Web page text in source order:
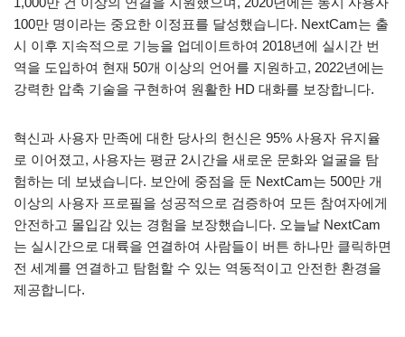
100만 명이라는 중요한 이정표를 달성했습니다. NextCam는 출
시 이후 지속적으로 기능을 업데이트하여 2018년에 실시간 번
역을 도입하여 현재 50개 이상의 언어를 지원하고, 2022년에는
강력한 압축 기술을 구현하여 원활한 HD 대화를 보장합니다.
혁신과 사용자 만족에 대한 당사의 헌신은 95% 사용자 유지율
로 이어졌고, 사용자는 평균 2시간을 새로운 문화와 얼굴을 탐
험하는 데 보냈습니다. 보안에 중점을 둔 NextCam는 500만 개
이상의 사용자 프로필을 성공적으로 검증하여 모든 참여자에게
안전하고 몰입감 있는 경험을 보장했습니다. 오늘날 NextCam
는 실시간으로 대륙을 연결하여 사람들이 버튼 하나만 클릭하면
전 세계를 연결하고 탐험할 수 있는 역동적이고 안전한 환경을
제공합니다.